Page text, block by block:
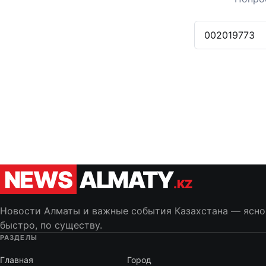
NEWS ALMATY.KZ
Новости Алматы и важные события Казахстана —
быстро, по существу.
РАЗДЕЛЫ
Главная Город